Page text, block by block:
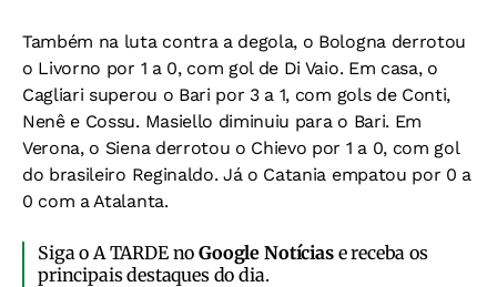
Também na luta contra a degola, o Bologna derrotou
o Livorno por 1 a 0, com gol de Di Vaio. Em casa, o
Cagliari superou o Bari por 3 a 1, com gols de Conti,
Nenê e Cossu. Masiello diminuiu para o Bari. Em
Verona, o Siena derrotou o Chievo por 1 a 0, com gol
do brasileiro Reginaldo. Já o Catania empatou por 0 a
0 com a Atalanta.
Siga o A TARDE noGoogle Notíciase receba os
principais destaques do dia.